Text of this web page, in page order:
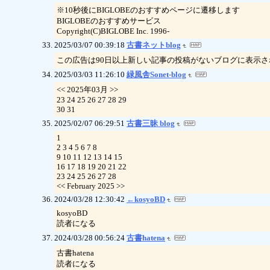
※10秒後にBIGLOBEのおすすめページに遷移します
BIGLOBEのおすすめサービス
Copyright(C)BIGLOBE Inc. 1996-
2025/03/07 00:39:18 古書ネットblog
この広告は90日以上新しい記事の投稿がないブログに表示さ
2025/03/03 11:26:10 緑風舎Sonet-blog
<< 2025年03月 >>
23 24 25 26 27 28 29
30 31
2025/02/07 06:29:51 古書三昧 blog
1
2 3 4 5 6 7 8
9 10 11 12 13 14 15
16 17 18 19 20 21 22
23 24 25 26 27 28
<< February 2025 >>
2024/03/28 12:30:42 ←kosyoBD
kosyoBD
読者になる
2024/03/28 00:56:24 古書hatena
古書hatena
読者になる